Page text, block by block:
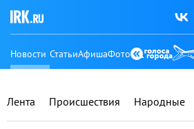
Новости СтатьиАфишаФото
Лента Происшествия Народные